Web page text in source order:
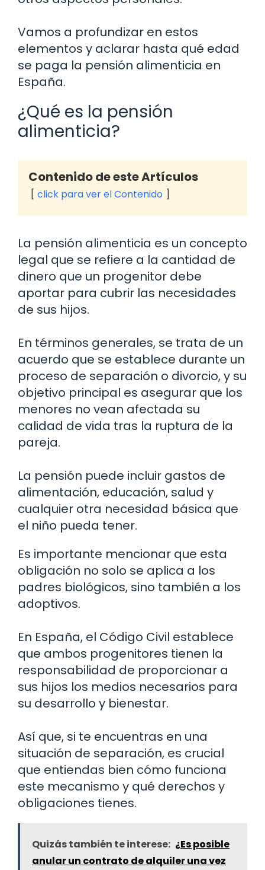
Vamos a profundizar en estos
elementos y aclarar hasta qué edad
se paga la pensión alimenticia en
España.
¿Qué es la pensión
alimenticia?
Contenido de este Artículos
click para ver el Contenido
La pensión alimenticia es un concepto
legal que se refiere a la cantidad de
dinero que un progenitor debe
aportar para cubrir las necesidades
de sus hijos.
En términos generales, se trata de un
acuerdo que se establece durante un
proceso de separación o divorcio, y su
objetivo principal es asegurar que los
menores no vean afectada su
calidad de vida tras la ruptura de la
pareja.
La pensión puede incluir gastos de
alimentación, educación, salud y
cualquier otra necesidad básica que
el niño pueda tener.
Es importante mencionar que esta
obligación no solo se aplica a los
padres biológicos, sino también a los
adoptivos.
En España, el Código Civil establece
que ambos progenitores tienen la
responsabilidad de proporcionar a
sus hijos los medios necesarios para
su desarrollo y bienestar.
Así que, si te encuentras en una
situación de separación, es crucial
que entiendas bien cómo funciona
este mecanismo y qué derechos y
obligaciones tienes.
Quizás también te interese: ¿Es posible
anular un contrato de alquiler una vez